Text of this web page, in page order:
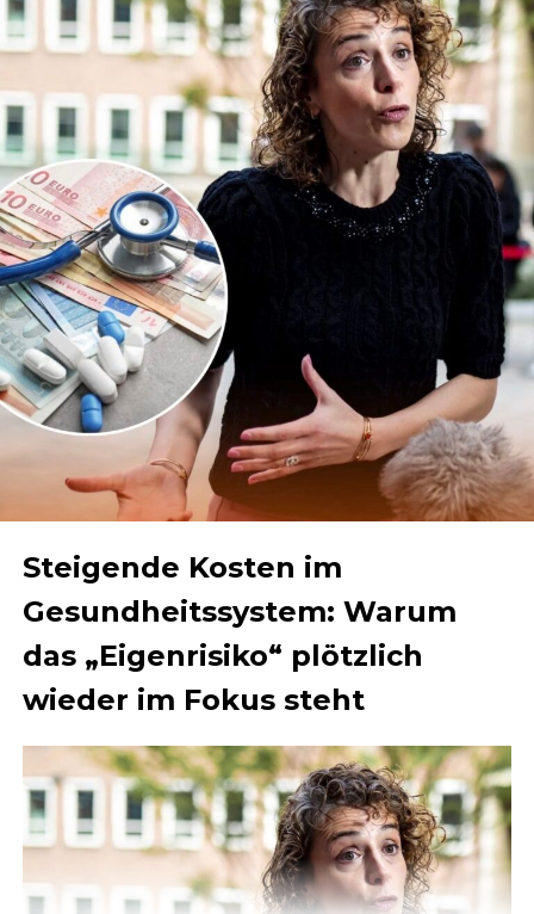
Steigende Kosten im
Gesundheitssystem: Warum
das „Eigenrisiko“ plötzlich
wieder im Fokus steht